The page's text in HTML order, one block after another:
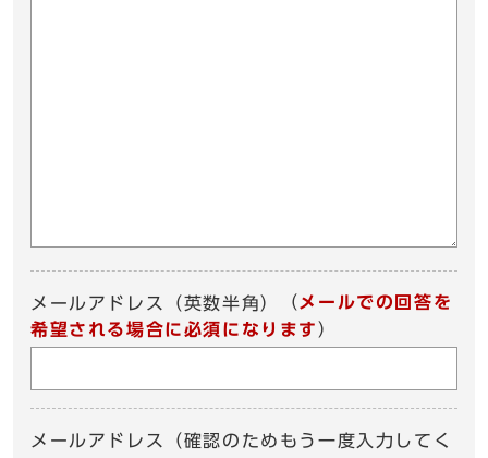
メールアドレス（英数半角） （ メールでの回答を
希望される場合に必須になります ）
メールアドレス（確認のためもう一度入力してく